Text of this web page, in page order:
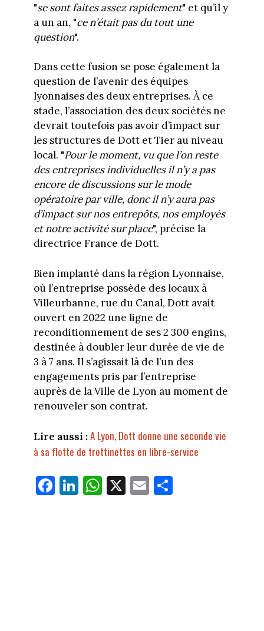
"se sont faites assez rapidement" et qu’il y
a un an, "ce n’était pas du tout une
question".
Dans cette fusion se pose également la
question de l’avenir des équipes
lyonnaises des deux entreprises. À ce
stade, l’association des deux sociétés ne
devrait toutefois pas avoir d’impact sur
les structures de Dott et Tier au niveau
local. "Pour le moment, vu que l’on reste
des entreprises individuelles il n’y a pas
encore de discussions sur le mode
opératoire par ville, donc il n’y aura pas
d’impact sur nos entrepôts, nos employés
et notre activité sur place", précise la
directrice France de Dott.
Bien implanté dans la région Lyonnaise,
où l’entreprise possède des locaux à
Villeurbanne, rue du Canal, Dott avait
ouvert en 2022 une ligne de
reconditionnement de ses 2 300 engins,
destinée à doubler leur durée de vie de
3 à 7 ans. Il s’agissait là de l’un des
engagements pris par l’entreprise
auprès de la Ville de Lyon au moment de
renouveler son contrat.
Lire aussi : A Lyon, Dott donne une seconde vie
à sa flotte de trottinettes en libre-service
Fa
ce
Li
nk
W
ha
X E
m
Pa
rt